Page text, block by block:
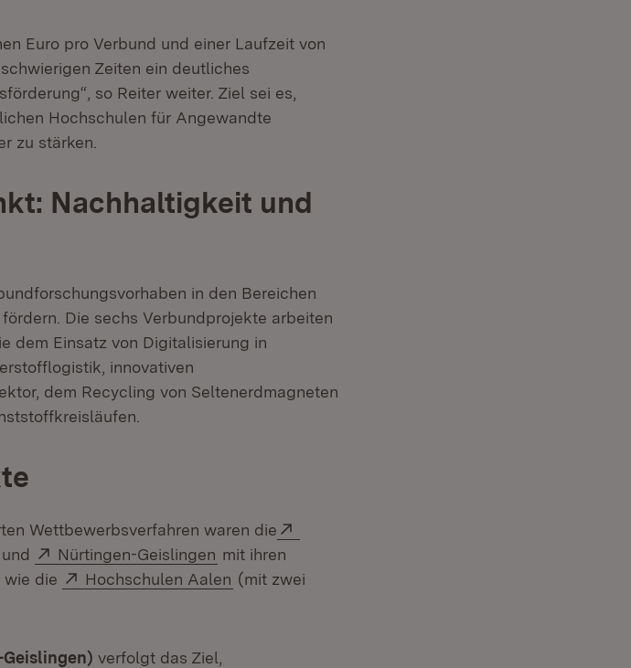
Euro pro Verbund und einer Laufzeit von
Zeiten ein deutliches
so Reiter weiter. Ziel sei es,
Hochschulen für Angewandte
zu stärken.
Nachhaltigkeit und
in den Bereichen
Die sechs Verbundprojekte arbeiten
dem Einsatz von Digitalisierung in
innovativen
dem Recycling von Seltenerdmagneten
Wettbewerbsverfahren waren die
Fenster)
(Öffnet in neuem Fenster)
und Extern:
Nürtingen-Geislingen (Öffnet in neuem Fenster)
mit ihren
wie die
Extern:
Hochschulen Aalen (Öffnet in neuem Fenster)
(mit zwei
verfolgt das Ziel,